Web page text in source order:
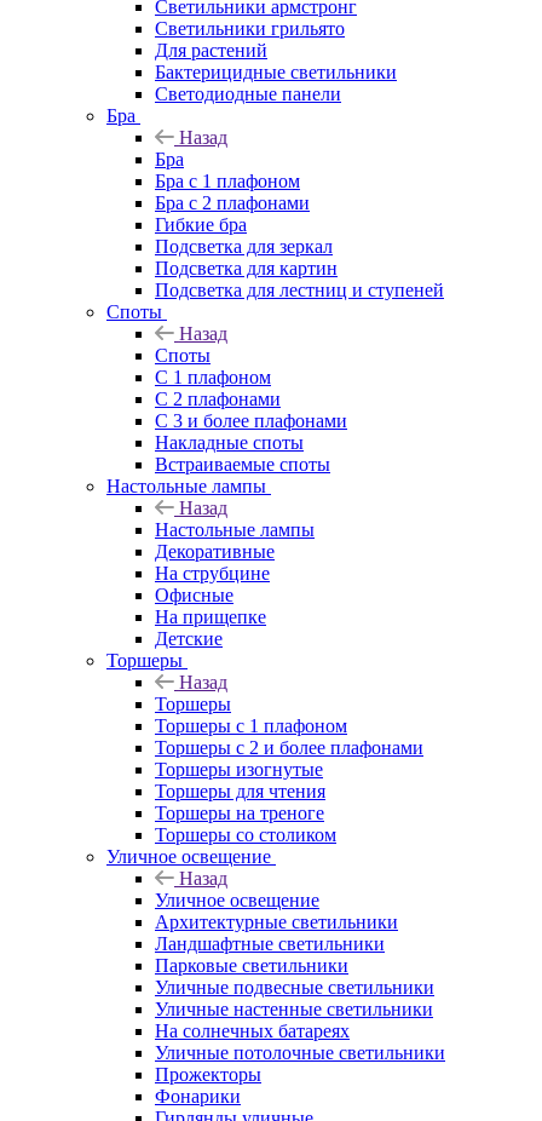
Светильники армстронг
Светильники грильято
Для растений
Бактерицидные светильники
Светодиодные панели
Бра
Назад
Бра
Бра с 1 плафоном
Бра с 2 плафонами
Гибкие бра
Подсветка для зеркал
Подсветка для картин
Подсветка для лестниц и ступеней
Споты
Назад
Споты
С 1 плафоном
С 2 плафонами
С 3 и более плафонами
Накладные споты
Встраиваемые споты
Настольные лампы
Назад
Настольные лампы
Декоративные
На струбцине
Офисные
На прищепке
Детские
Торшеры
Назад
Торшеры
Торшеры с 1 плафоном
Торшеры с 2 и более плафонами
Торшеры изогнутые
Торшеры для чтения
Торшеры на треноге
Торшеры со столиком
Уличное освещение
Назад
Уличное освещение
Архитектурные светильники
Ландшафтные светильники
Парковые светильники
Уличные подвесные светильники
Уличные настенные светильники
На солнечных батареях
Уличные потолочные светильники
Прожекторы
Фонарики